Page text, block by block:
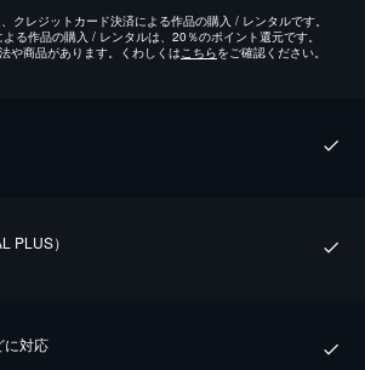
クレジットカード決済による作品の購入 / レンタルです。
る作品の購入 / レンタルは、20％のポイント還元です。
や商品があります。くわしくはこちらをご確認ください。
PLUS）
に対応